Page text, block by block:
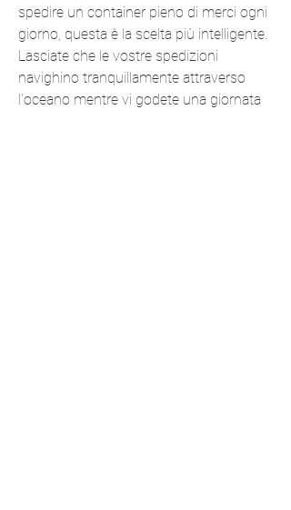
spedire un container pieno di merci ogni
giorno, questa è la scelta più intelligente.
Lasciate che le vostre spedizioni
navighino tranquillamente attraverso
l'oceano mentre vi godete una giornata